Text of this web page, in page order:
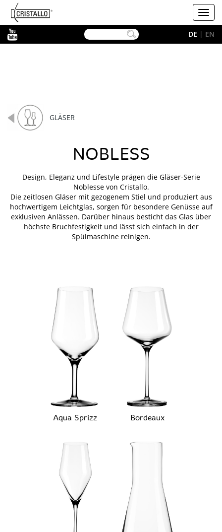
Cristallo
DE | EN
GLÄSER
NOBLESS
Design, Eleganz und Lifestyle prägen die Gläser-Serie
Noblesse von Cristallo.
Die zeitlosen Gläser mit gezogenem Stiel und produziert aus
hochwertigem Leichtglas, sorgen für besondere Genüsse auf
exklusiven Anlässen. Darüber hinaus besticht das Glas über
höchste Bruchfestigkeit und lässt sich einfach in der
Spülmaschine reinigen.
Aqua Sprizz Bordeaux